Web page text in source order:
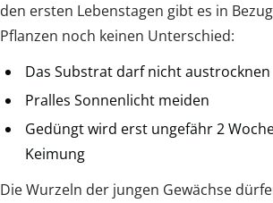
den ersten Lebenstagen gibt es in
Pflanzen noch keinen Unterschied:
Das Substrat darf nicht austrocknen
Pralles Sonnenlicht meiden
Gedüngt wird erst ungefähr 2
Keimung
Die Wurzeln der jungen Gewächse